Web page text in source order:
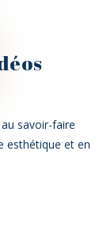
savoir-faire
esthétique et en